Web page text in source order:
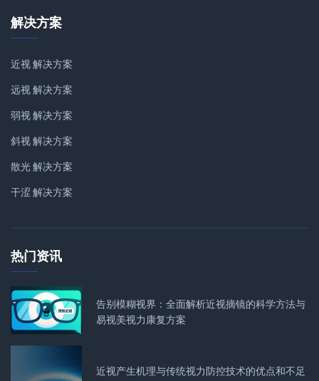
解决方案
近视 解决方案
远视 解决方案
弱视 解决方案
斜视 解决方案
散光 解决方案
干涩 解决方案
热门资讯
告别模糊视界：全面解析近视摘镜的科学方法与
易视美视力康复方案
近视产生机理与传统视力防控技术的优点和不足